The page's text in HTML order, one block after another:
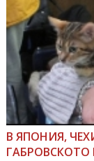
В ЯПОНИЯ,